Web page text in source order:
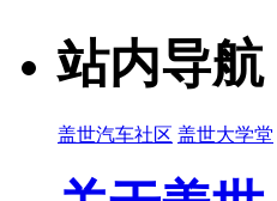
站内导航
盖世汽车社区 盖世大学堂